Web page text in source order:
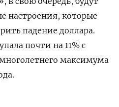
настроения, которые
падение доллара.
почти на 11% с
максимума